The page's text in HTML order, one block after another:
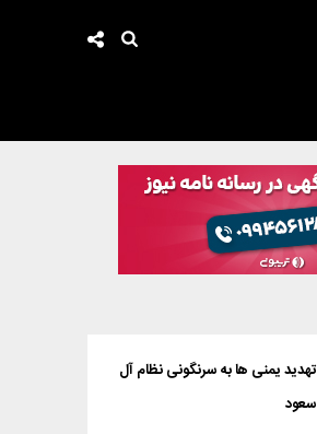
تهدید یمنی ها به سرنگونی نظام آل
سعود